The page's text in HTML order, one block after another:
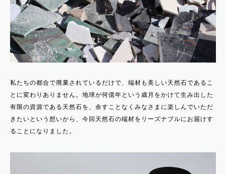
私たちの都合で廃棄されているだけで、端材も美しい天然石であるこ
とに変わりありません。地球が何億年という歳月をかけて生み出した
有限の資源である天然石を、余すことなくみなさまに楽しんでいただ
きたいという想いから、今回天然石の端材をリーズナブルにお届けす
ることになりました。